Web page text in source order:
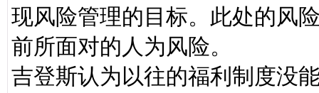
现风险管理的目标。此处的风
前所面对的人为风险。
吉登斯认为以往的福利制度没